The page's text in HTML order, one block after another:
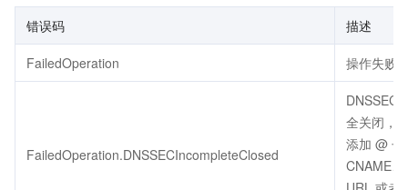
错误码 描述
FailedOperation 操作失败
FailedOperation.DNSSECIncompleteClosed
DNSSEC
全关闭，
添加 @ 子
CNAME、